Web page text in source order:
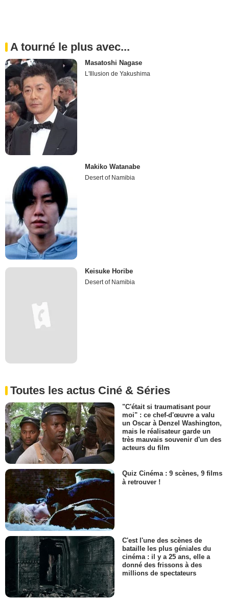
A tourné le plus avec...
Masatoshi Nagase
L'Illusion de Yakushima
Makiko Watanabe
Desert of Namibia
Keisuke Horibe
Desert of Namibia
Toutes les actus Ciné & Séries
"C'était si traumatisant pour
moi" : ce chef-d'œuvre a valu
un Oscar à Denzel Washington,
mais le réalisateur garde un
très mauvais souvenir d'un des
acteurs du film
Quiz Cinéma : 9 scènes, 9 films
à retrouver !
C'est l'une des scènes de
bataille les plus géniales du
cinéma : il y a 25 ans, elle a
donné des frissons à des
millions de spectateurs